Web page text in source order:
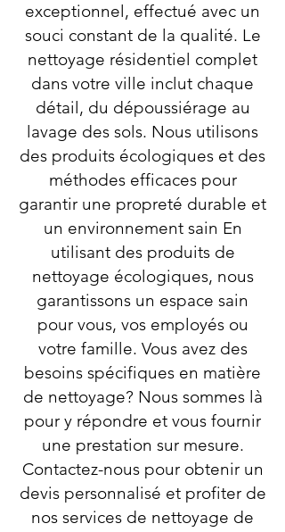
exceptionnel, effectué avec un
souci constant de la qualité. Le
nettoyage résidentiel complet
dans votre ville inclut chaque
détail, du dépoussiérage au
lavage des sols. Nous utilisons
des produits écologiques et des
méthodes efficaces pour
garantir une propreté durable et
un environnement sain En
utilisant des produits de
nettoyage écologiques, nous
garantissons un espace sain
pour vous, vos employés ou
votre famille. Vous avez des
besoins spécifiques en matière
de nettoyage? Nous sommes là
pour y répondre et vous fournir
une prestation sur mesure.
Contactez-nous pour obtenir un
devis personnalisé et profiter de
nos services de nettoyage de